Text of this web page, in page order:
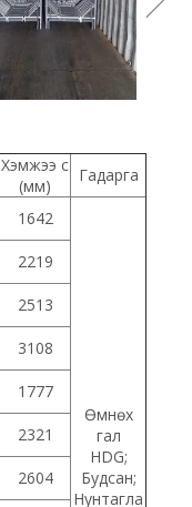
Хэмжээ c
(мм)
Гадарга
1642
Өмнөх
гал
HDG;
Будсан;
Нунтагла
2219
2513
3108
1777
2321
2604